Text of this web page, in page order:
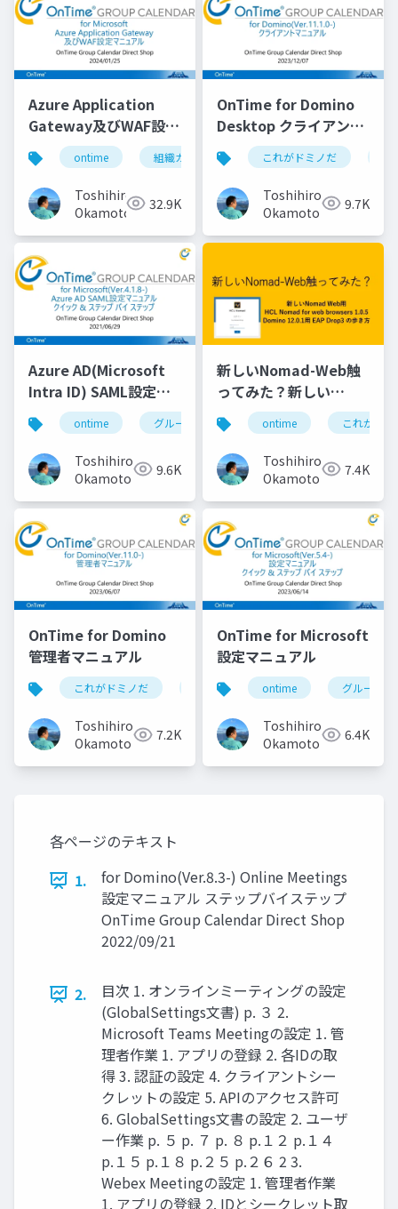
Azure Application
Gateway及びWAF設定
マニュアル
ontime 組織カレンダー 組織スケジュール
Toshihiro
Okamoto
32.9K
OnTime for Domino
Desktop クライアント
マニュアルこれがドミノだ
Toshihiro
Okamoto
9.7K
Azure AD(Microsoft
Intra ID) SAML設定マ
ニュアルontime グループカレンダー 組織カレンダー
Toshihiro
Okamoto
9.6K
新しいNomad-Web触
ってみた？新しい
Nomad Web用 HCL
Nomad for web
browsers 1.0.5
Domino 12.0.1用 EAP
Drop3 の歩き方
ontime これがド
Toshihiro
Okamoto
7.4K
OnTime for Domino
管理者マニュアル
これがドミノだ ontime hcl domino
Toshihiro
Okamoto
7.2K
OnTime for Microsoft
設定マニュアル
ontime グループ
Toshihiro
Okamoto
6.4K
各ページのテキスト
1.
for Domino(Ver.8.3-) Online Meetings
設定マニュアル ステップバイステップ
OnTime Group Calendar Direct Shop
2022/09/21
2.
目次 1. オンラインミーティングの設定
(GlobalSettings文書) p. ３ 2.
Microsoft Teams Meetingの設定 1. 管
理者作業 1. アプリの登録 2. 各IDの取
得 3. 認証の設定 4. クライアントシー
クレットの設定 5. APIのアクセス許可
6. GlobalSettings文書の設定 2. ユーザ
ー作業 p. ５ p. ７ p. ８ p.１２ p.１４
p.１５ p.１８ p.２５ p.２６ 2 3.
Webex Meetingの設定 1. 管理者作業
1. アプリの登録 2. IDとシークレット取